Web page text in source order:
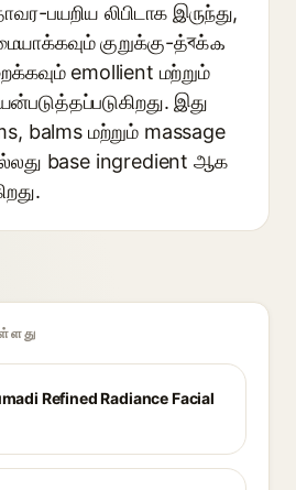
பயறிய லிபிடாக இருந்து,
குறுக்கு-த்বக்ക
emollient மற்றும்
இது
balms மற்றும் massage
base ingredient ஆக
Refined Radiance Facial